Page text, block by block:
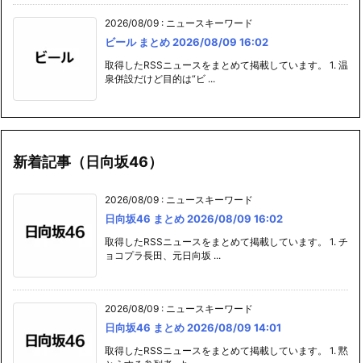
2026/08/09 : ニュースキーワード
ビール まとめ 2026/08/09 16:02
取得したRSSニュースをまとめて掲載しています。 1. 温
泉併設だけど目的は“ビ ...
新着記事（日向坂46）
2026/08/09 : ニュースキーワード
日向坂46 まとめ 2026/08/09 16:02
取得したRSSニュースをまとめて掲載しています。 1. チ
ョコプラ長田、元日向坂 ...
2026/08/09 : ニュースキーワード
日向坂46 まとめ 2026/08/09 14:01
取得したRSSニュースをまとめて掲載しています。 1. 黙